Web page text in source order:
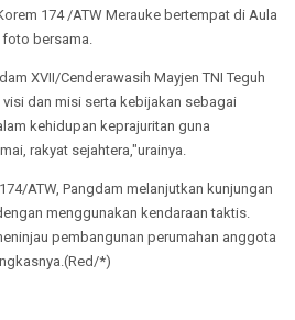
174 /ATW Merauke bertempat di Aula
foto bersama.
XVII/Cenderawasih Mayjen TNI Teguh
dan misi serta kebijakan sebagai
kehidupan keprajuritan guna
rakyat sejahtera,"urainya.
ATW, Pangdam melanjutkan kunjungan
menggunakan kendaraan taktis.
pembangunan perumahan anggota
*)